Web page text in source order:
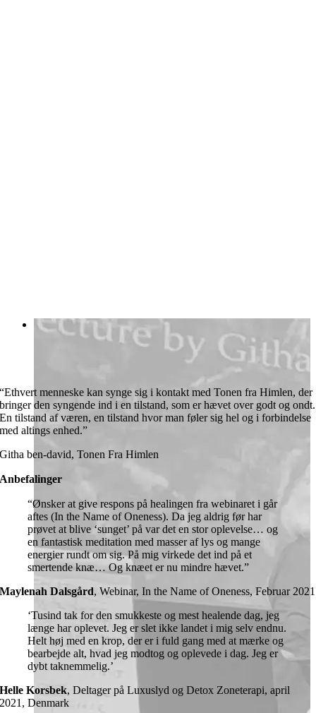
“Ethvert menneske kan synge sig i kontakt med Tonen fra Himlen, der
bringer den syngende ind i en tilstand, som er hævet over godt og ondt.
En tilstand af væren, en tilstand hvor man føler sig hel og i forbindelse
med altings enhed.”
Githa ben-david, Tonen Fra Himlen
Anbefalinger
“Ønsker at give respons på healingen fra webinaret i går
aftes (In the Name of Oneness). Da jeg aldrig før har
prøvet at blive ‘sunget’ på var det en stor oplevelse… og
en fantastisk meditation med masser af lys og mange
energier rundt om sig. På mig virkede det ind på et
smertende knæ… Og knæet er nu mindre hævet.”
Maylenah Dalsgård,Webinar, In the Name of Oneness, Februar 2021
‘Tusind tak for den smukkeste og mest healende dag, jeg
længe har oplevet. Jeg er slet ikke landet i mig selv endnu.
Helt høj med en krop, der er i fuld gang med at mærke og
bearbejde alt, hvad jeg modtog og oplevede i dag. Jeg er
dybt taknemmelig.’
Helle Korsbek,Deltager på Luxuslyd og Detox Zoneterapi, april
2021, Denmark